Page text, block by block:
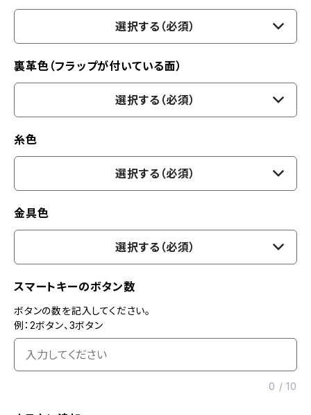
選択する（必須）
裏革色（フラップが付いている面）
選択する（必須）
糸色
選択する（必須）
金具色
選択する（必須）
スマートキーのボタン数
ボタンの数を記入してください。
例：2ボタン、3ボタン
0 /10